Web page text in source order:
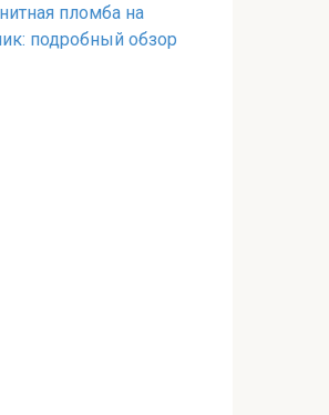
пломба на
подробный обзор